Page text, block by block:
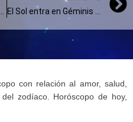
con relación al amor, salud,
zodíaco. Horóscopo de hoy,